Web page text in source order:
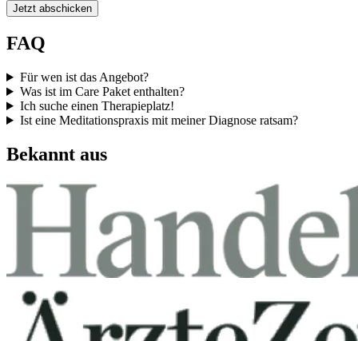
Jetzt abschicken
FAQ
Für wen ist das Angebot?
Was ist im Care Paket enthalten?
Ich suche einen Therapieplatz!
Ist eine Meditationspraxis mit meiner Diagnose ratsam?
Bekannt aus